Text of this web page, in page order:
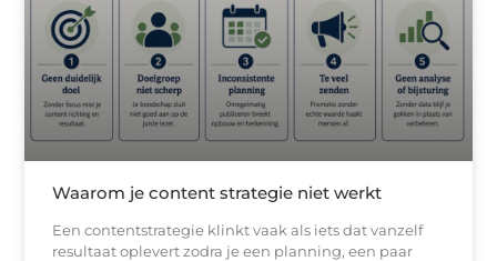
Waarom je content strategie niet werkt
Een contentstrategie klinkt vaak als iets dat vanzelf
resultaat oplevert zodra je een planning, een paar